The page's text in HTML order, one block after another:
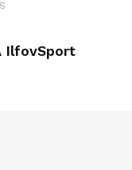
IlfovSport